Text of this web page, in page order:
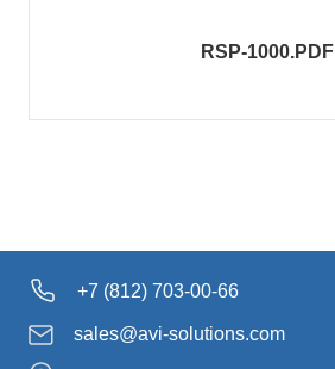
RSP-1000.PDF
+7 (812) 703-00-66
sales@avi-solutions.com